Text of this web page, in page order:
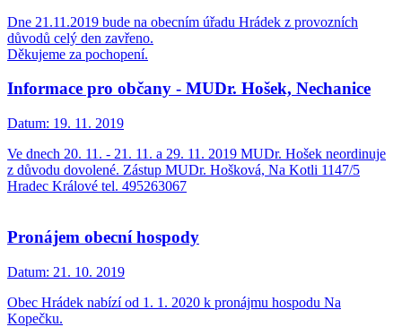
Dne 21.11.2019 bude na obecním úřadu Hrádek z provozních
důvodů celý den zavřeno.
Děkujeme za pochopení.
Informace pro občany - MUDr. Hošek, Nechanice
Datum: 19. 11. 2019
Ve dnech 20. 11. - 21. 11. a 29. 11. 2019 MUDr. Hošek neordinuje
z důvodu dovolené. Zástup MUDr. Hošková, Na Kotli 1147/5
Hradec Králové tel. 495263067
Pronájem obecní hospody
Datum: 21. 10. 2019
Obec Hrádek nabízí od 1. 1. 2020 k pronájmu hospodu Na
Kopečku.